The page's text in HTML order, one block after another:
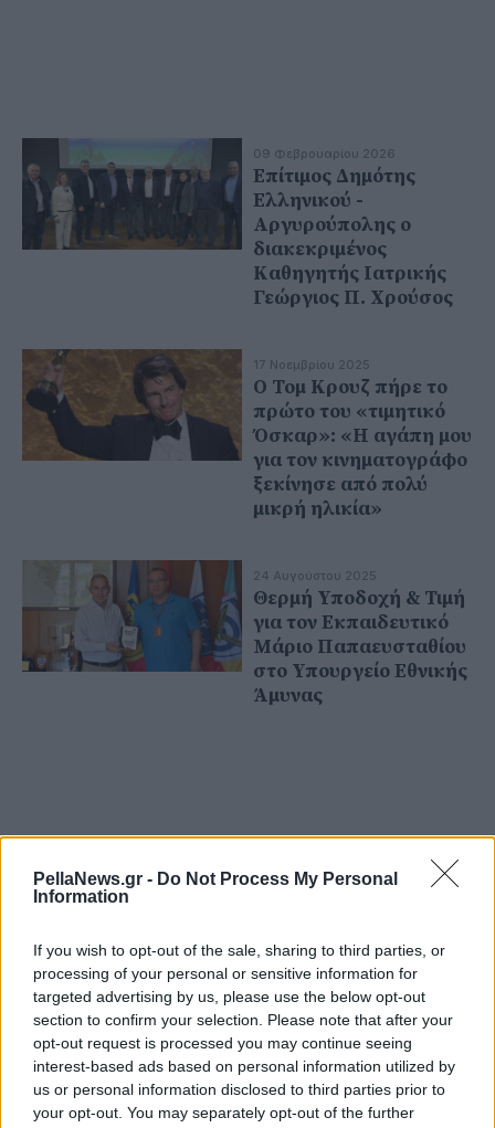
PellaNews.gr - Do Not Process My Personal
Information
If you wish to opt-out of the sale, sharing to third parties, or
processing of your personal or sensitive information for
targeted advertising by us, please use the below opt-out
section to confirm your selection. Please note that after your
opt-out request is processed you may continue seeing
interest-based ads based on personal information utilized by
us or personal information disclosed to third parties prior to
your opt-out. You may separately opt-out of the further
09 Φεβρουαρίου 2026
Επίτιμος Δημότης
Ελληνικού -
Αργυρούπολης ο
διακεκριμένος
Καθηγητής Ιατρικής
Γεώργιος Π. Χρούσος
17 Νοεμβρίου 2025
Ο Τομ Κρουζ πήρε το
πρώτο του «τιμητικό
Όσκαρ»: «Η αγάπη μου
για τον κινηματογράφο
ξεκίνησε από πολύ
μικρή ηλικία»
24 Αυγούστου 2025
Θερμή Υποδοχή & Τιμή
για τον Εκπαιδευτικό
Μάριο Παπαευσταθίου
στο Υπουργείο Εθνικής
Άμυνας
05 Ιουλίου 2025
Γιαννιτσά: Πολιτισμός
και Παιδεία "χέρι-χέρι"